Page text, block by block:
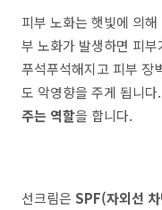
피부 노화는 햇빛에 의
부 노화가 발생하면 피
푸석푸석해지고 피부 장
도 악영향을 주게 됩니다.
주는 역할을 합니다.
선크림은 SPF(자외선